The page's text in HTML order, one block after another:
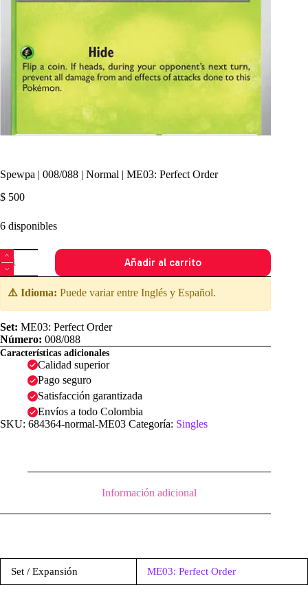
Spewpa | 008/088 | Normal | ME03: Perfect Order
$ 500
6 disponibles
Spewpa
|
008/088
|
ME03:
Perfect
Order
cantidad
Añadir al carrito
⚠️ Idioma: Puede variar entre Inglés y Español.
Set: ME03: Perfect Order
Número: 008/088
Características adicionales
Calidad superior
Pago seguro
Satisfacción garantizada
Envíos a todo Colombia
SKU: 684364-normal-ME03 Categoría: Singles
Información adicional
Set / Expansión ME03: Perfect Order